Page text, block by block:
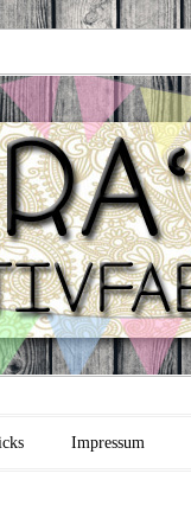
Impressum